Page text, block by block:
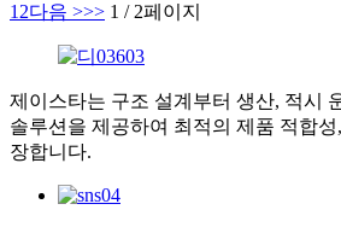
1 2다음 >>> 1 / 2페이지
제이스타는 구조 설계부터 생산, 적시
솔루션을 제공하여 최적의 제품 적합
장합니다.